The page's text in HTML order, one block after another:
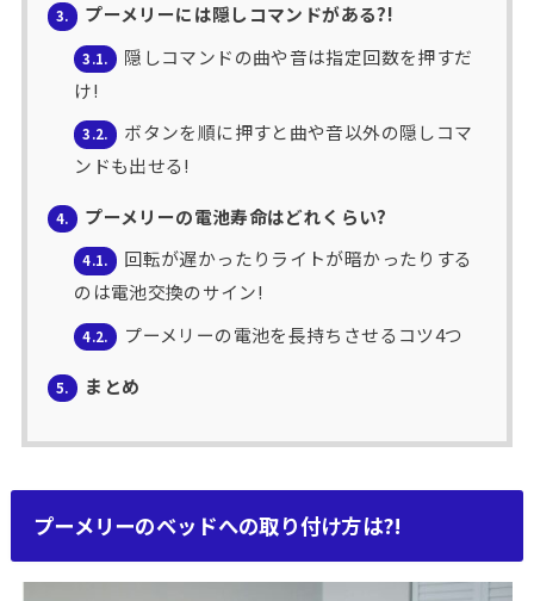
3. プーメリーには隠しコマンドがある?!
3.1.
隠しコマンドの曲や音は指定回数を押すだ
け!
3.2.
ボタンを順に押すと曲や音以外の隠しコマ
ンドも出せる!
4. プーメリーの電池寿命はどれくらい?
4.1.
回転が遅かったりライトが暗かったりする
のは電池交換のサイン!
4.2. プーメリーの電池を長持ちさせるコツ4つ
5. まとめ
プーメリーのベッドへの取り付け方は?!